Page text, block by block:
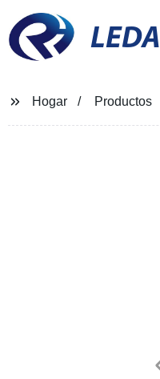
LEDA
Hogar Productos